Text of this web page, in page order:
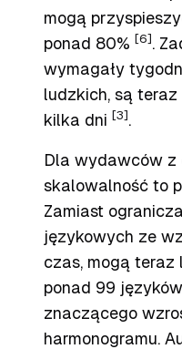
mogą
ponad 80% [6] .
wymagały
ludzkich, są
kilka dni [3] .
Dla wydawców z
skalowalność to
Zamiast
językowych ze
czas, mogą
ponad 99
znaczącego
harmonogramu.